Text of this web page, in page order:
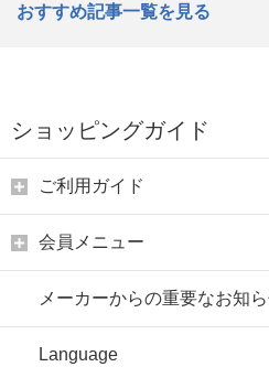
おすすめ記事一覧を見る
ショッピングガイド
ご利用ガイド
会員メニュー
メーカーからの重要なお知
Language